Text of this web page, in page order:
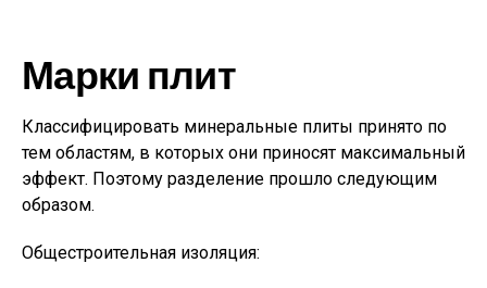
Марки плит
Классифицировать минеральные плиты принято по
тем областям, в которых они приносят максимальный
эффект. Поэтому разделение прошло следующим
образом.
Общестроительная изоляция: